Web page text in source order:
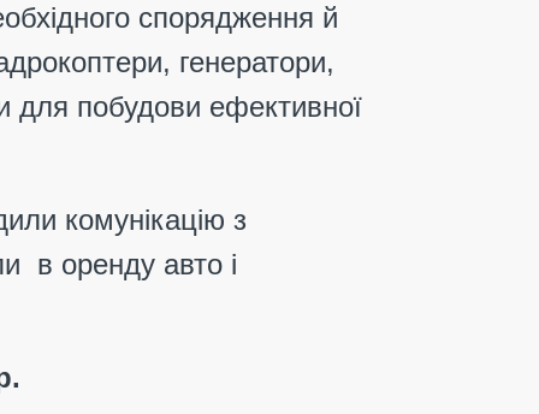
спорядження й
генератори,
для побудови ефективної
комунікацію з
в оренду авто і